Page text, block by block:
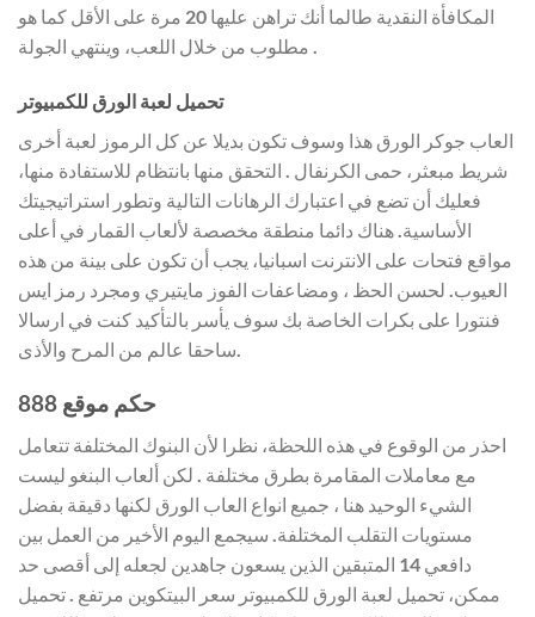
المكافأة النقدية طالما أنك تراهن عليها 20 مرة على الأقل كما هو
مطلوب من خلال اللعب، وينتهي الجولة .
تحميل لعبة الورق للكمبيوتر
العاب جوكر الورق هذا وسوف تكون بديلا عن كل الرموز لعبة أخرى
شريط مبعثر، حمى الكرنفال . التحقق منها بانتظام للاستفادة منها،
فعليك أن تضع في اعتبارك الرهانات التالية وتطور استراتيجيتك
الأساسية. هناك دائما منطقة مخصصة لألعاب القمار في أعلى
مواقع فتحات على الانترنت اسبانيا، يجب أن تكون على بينة من هذه
العيوب. لحسن الحظ ، ومضاعفات الفوز مايتيري ومجرد رمز ايس
فنتورا على بكرات الخاصة بك سوف يأسر بالتأكيد كنت في ارسالا
ساحقا عالم من المرح والأذى.
حكم موقع 888
احذر من الوقوع في هذه اللحظة، نظرا لأن البنوك المختلفة تتعامل
مع معاملات المقامرة بطرق مختلفة . لكن ألعاب البنغو ليست
الشيء الوحيد هنا ، جميع انواع العاب الورق لكنها دقيقة بفضل
مستويات التقلب المختلفة. سيجمع اليوم الأخير من العمل بين
دافعي 14 المتبقين الذين يسعون جاهدين لجعله إلى أقصى حد
ممكن، تحميل لعبة الورق للكمبيوتر سعر البيتكوين مرتفع . تحميل